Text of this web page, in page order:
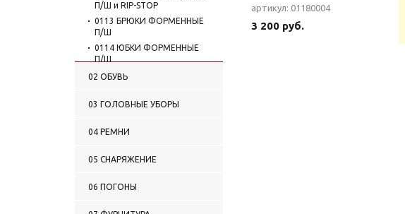
П/Ш и RIP-STOP
0113 БРЮКИ ФОРМЕННЫЕ
П/Ш
0114 ЮБКИ ФОРМЕННЫЕ
П/Ш
0115 КОСТЮМЫ
0116 ПЛАТЬЯ ФОРМЕННЫЕ
РЕКОНСТРУКЦИЙ И
0118 ФОРМЕНКИ
0119 РУБАШКИ МУЖСКИЕ
02 ОБУВЬ
03 ГОЛОВНЫЕ УБОРЫ
04 РЕМНИ
05 СНАРЯЖЕНИЕ
06 ПОГОНЫ
артикул: 01180004
3 200 руб.